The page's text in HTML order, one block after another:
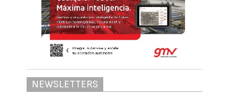
NEWSLETTERS